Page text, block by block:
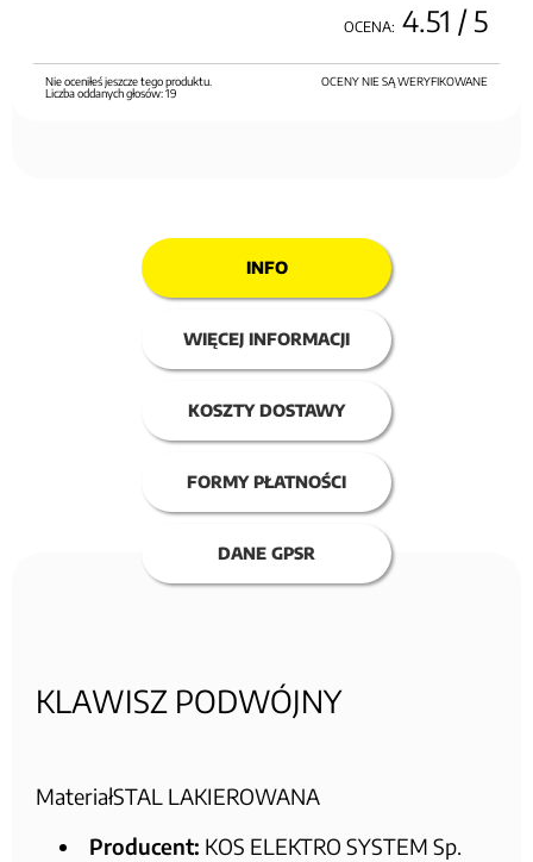
OCENA: 4.51 / 5
OCENY NIE SĄ WERYFIKOWANE
Nie oceniłeś jeszcze tego produktu.
Liczba oddanych głosów:19
INFO
WIĘCEJ INFORMACJI
KOSZTY DOSTAWY
FORMY PŁATNOŚCI
DANE GPSR
KLAWISZ PODWÓJNY
MateriałSTAL LAKIEROWANA
Producent: KOS ELEKTRO SYSTEM Sp.